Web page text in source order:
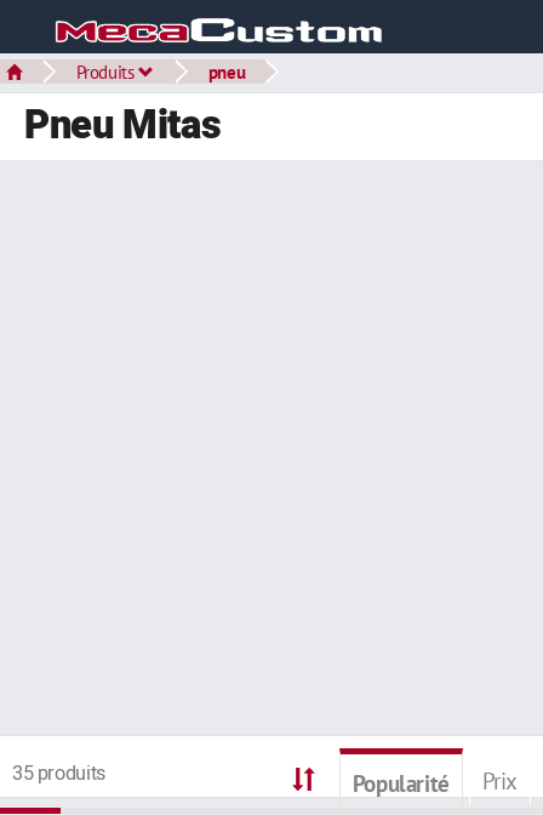
Produits pneu
Pneu Mitas
35 produits Popularité Prix